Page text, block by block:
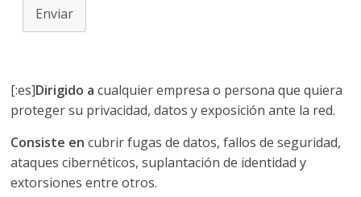
Enviar
[:es]Dirigido acualquier empresa o persona que quiera
proteger su privacidad, datos y exposición ante la red.
Consiste encubrir fugas de datos, fallos de seguridad,
ataques cibernéticos, suplantación de identidad y
extorsiones entre otros.